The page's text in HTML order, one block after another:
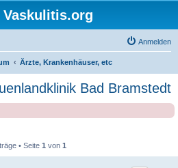
Vaskulitis.org
Anmelden
Ärzte, Krankenhäuser, etc
Bad Bramstedt
• Seite 1 von 1